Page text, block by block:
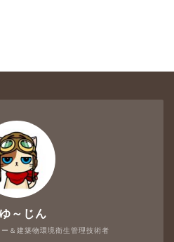
＆建築物環境衛生管理技術者
～じん